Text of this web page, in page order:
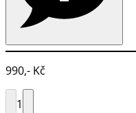
990,- Kč
1